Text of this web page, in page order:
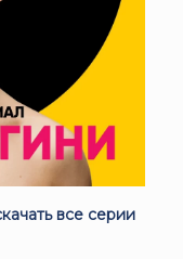
все серии